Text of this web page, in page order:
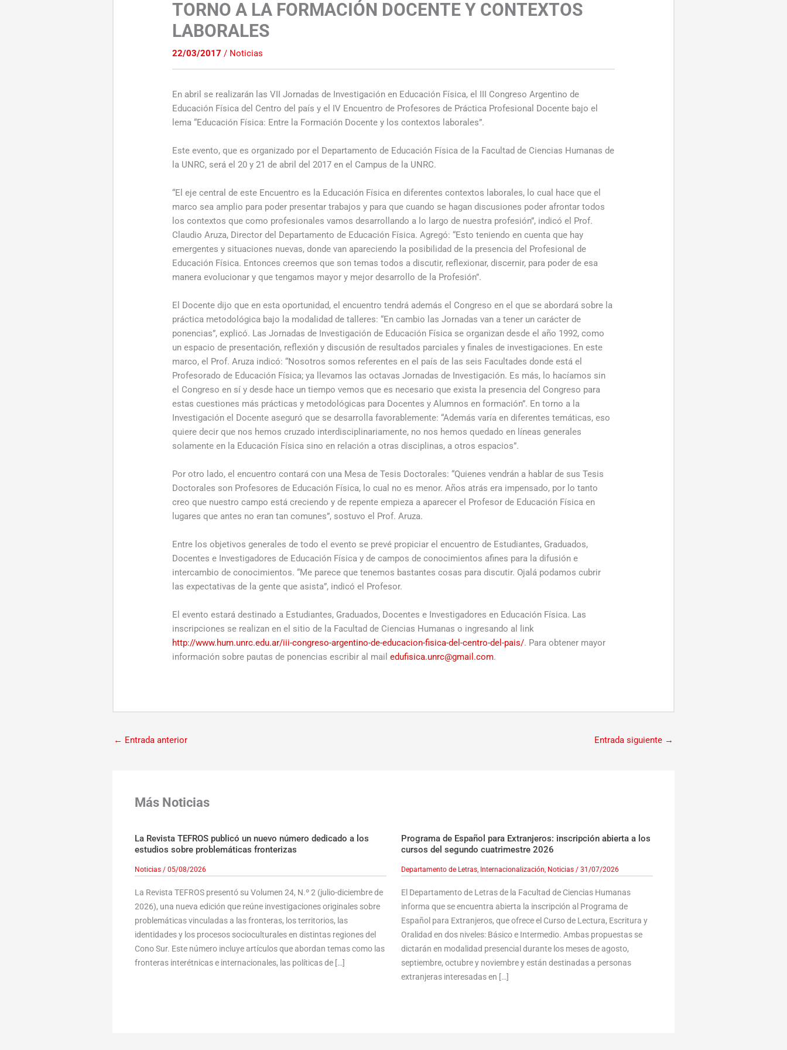
TORNO A LA FORMACIÓN DOCENTE Y CONTEXTOS
LABORALES
22/03/2017/ Noticias
En abril se realizarán las VII Jornadas de Investigación en Educación Física, el III Congreso Argentino de
Educación Física del Centro del país y el IV Encuentro de Profesores de Práctica Profesional Docente bajo el
lema “Educación Física: Entre la Formación Docente y los contextos laborales”.
Este evento, que es organizado por el Departamento de Educación Física de la Facultad de Ciencias Humanas de
la UNRC, será el 20 y 21 de abril del 2017 en el Campus de la UNRC.
“El eje central de este Encuentro es la Educación Física en diferentes contextos laborales, lo cual hace que el
marco sea amplio para poder presentar trabajos y para que cuando se hagan discusiones poder afrontar todos
los contextos que como profesionales vamos desarrollando a lo largo de nuestra profesión”, indicó el Prof.
Claudio Aruza, Director del Departamento de Educación Física. Agregó: “Esto teniendo en cuenta que hay
emergentes y situaciones nuevas, donde van apareciendo la posibilidad de la presencia del Profesional de
Educación Física. Entonces creemos que son temas todos a discutir, reflexionar, discernir, para poder de esa
manera evolucionar y que tengamos mayor y mejor desarrollo de la Profesión”.
El Docente dijo que en esta oportunidad, el encuentro tendrá además el Congreso en el que se abordará sobre la
práctica metodológica bajo la modalidad de talleres: “En cambio las Jornadas van a tener un carácter de
ponencias”, explicó. Las Jornadas de Investigación de Educación Física se organizan desde el año 1992, como
un espacio de presentación, reflexión y discusión de resultados parciales y finales de investigaciones. En este
marco, el Prof. Aruza indicó: “Nosotros somos referentes en el país de las seis Facultades donde está el
Profesorado de Educación Física; ya llevamos las octavas Jornadas de Investigación. Es más, lo hacíamos sin
el Congreso en sí y desde hace un tiempo vemos que es necesario que exista la presencia del Congreso para
estas cuestiones más prácticas y metodológicas para Docentes y Alumnos en formación”. En torno a la
Investigación el Docente aseguró que se desarrolla favorablemente: “Además varía en diferentes temáticas, eso
quiere decir que nos hemos cruzado interdisciplinariamente, no nos hemos quedado en líneas generales
solamente en la Educación Física sino en relación a otras disciplinas, a otros espacios”.
Por otro lado, el encuentro contará con una Mesa de Tesis Doctorales: “Quienes vendrán a hablar de sus Tesis
Doctorales son Profesores de Educación Física, lo cual no es menor. Años atrás era impensado, por lo tanto
creo que nuestro campo está creciendo y de repente empieza a aparecer el Profesor de Educación Física en
lugares que antes no eran tan comunes”, sostuvo el Prof. Aruza.
Entre los objetivos generales de todo el evento se prevé propiciar el encuentro de Estudiantes, Graduados,
Docentes e Investigadores de Educación Física y de campos de conocimientos afines para la difusión e
intercambio de conocimientos. “Me parece que tenemos bastantes cosas para discutir. Ojalá podamos cubrir
las expectativas de la gente que asista”, indicó el Profesor.
El evento estará destinado a Estudiantes, Graduados, Docentes e Investigadores en Educación Física. Las
inscripciones se realizan en el sitio de la Facultad de Ciencias Humanas o ingresando al link
http://www.hum.unrc.edu.ar/iii-congreso-argentino-de-educacion-fisica-del-centro-del-pais/. Para obtener mayor
información sobre pautas de ponencias escribir al mailedufisica.unrc@gmail.com.
← Entrada anterior Entrada siguiente →
Más Noticias
La Revista TEFROS publicó un nuevo número dedicado a los
estudios sobre problemáticas fronterizas
Noticias/ 05/08/2026
La Revista TEFROS presentó su Volumen 24, N.º 2 (julio-diciembre de
2026), una nueva edición que reúne investigaciones originales sobre
problemáticas vinculadas a las fronteras, los territorios, las
identidades y los procesos socioculturales en distintas regiones del
Cono Sur. Este número incluye artículos que abordan temas como las
fronteras interétnicas e internacionales, las políticas de […]
Programa de Español para Extranjeros: inscripción abierta a los
cursos del segundo cuatrimestre 2026
Departamento de Letras, Internacionalización, Noticias/ 31/07/2026
El Departamento de Letras de la Facultad de Ciencias Humanas
informa que se encuentra abierta la inscripción al Programa de
Español para Extranjeros, que ofrece el Curso de Lectura, Escritura y
Oralidad en dos niveles: Básico e Intermedio. Ambas propuestas se
dictarán en modalidad presencial durante los meses de agosto,
septiembre, octubre y noviembre y están destinadas a personas
extranjeras interesadas en […]